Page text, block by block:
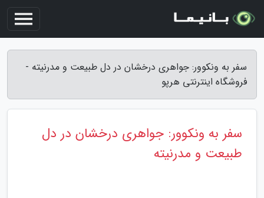
سفر به ونکوور: جواهری درخشان در دل طبیعت و مدرنیته -
فروشگاه اینترنتی هرپو
سفر به ونکوور: جواهری درخشان در دل
طبیعت و مدرنیته